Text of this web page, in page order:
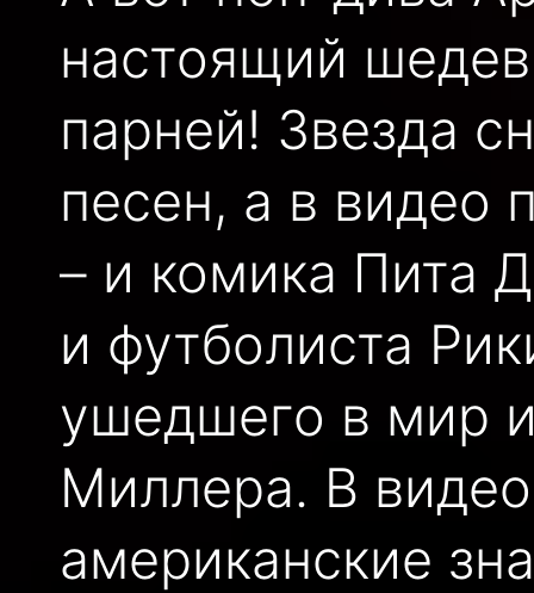
настоящий
парней! Звезда
песен, а в видео
– и комика Пита
и футболиста
ушедшего в мир
Миллера. В
американские